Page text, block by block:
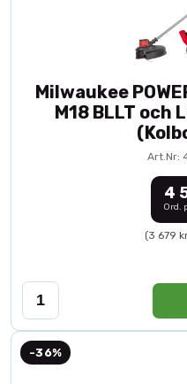
Milwaukee
M18 BLLT och
Art.Nr:
4
Ord.
(3 679
-36%